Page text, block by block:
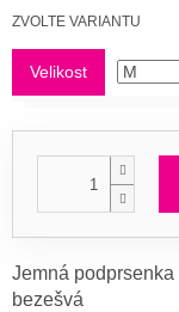
Měrná
ZVOLTE VARIANTU
Velikost
Jemná
bezešvá